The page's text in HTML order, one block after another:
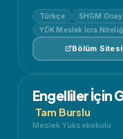
Türkçe
SHGM
YÖK Meslek İcra
Bölüm Sitesi
Engelliler İçin
Tam Burslu
Meslek Yüksekokulu